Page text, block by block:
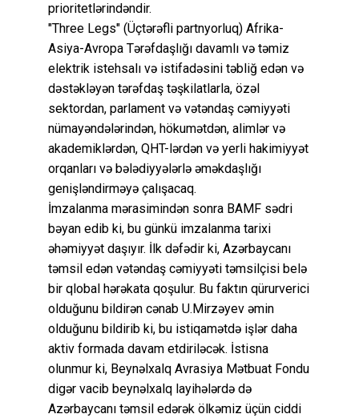
prioritetlərindəndir.
"Three Legs" (Üçtərəfli partnyorluq) Afrika-
Asiya-Avropa Tərəfdaşlığı davamlı və təmiz
elektrik istehsalı və istifadəsini təbliğ edən və
dəstəkləyən tərəfdaş təşkilatlarla, özəl
sektordan, parlament və vətəndaş cəmiyyəti
nümayəndələrindən, hökumətdən, alimlər və
akademiklərdən, QHT-lərdən və yerli hakimiyyət
orqanları və bələdiyyələrlə əməkdaşlığı
genişləndirməyə çalışacaq.
İmzalanma mərasimindən sonra BAMF sədri
bəyan edib ki, bu günkü imzalanma tarixi
əhəmiyyət daşıyır. İlk dəfədir ki, Azərbaycanı
təmsil edən vətəndaş cəmiyyəti təmsilçisi belə
bir qlobal hərəkata qoşulur. Bu faktın qürurverici
olduğunu bildirən cənab U.Mirzəyev əmin
olduğunu bildirib ki, bu istiqamətdə işlər daha
aktiv formada davam etdiriləcək. İstisna
olunmur ki, Beynəlxalq Avrasiya Mətbuat Fondu
digər vacib beynəlxalq layihələrdə də
Azərbaycanı təmsil edərək ölkəmiz üçün ciddi